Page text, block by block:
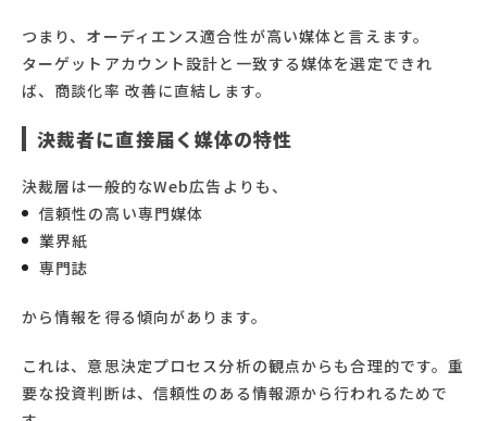
つまり、オーディエンス適合性が高い媒体と言えます。
ターゲットアカウント設計と一致する媒体を選定できれ
ば、商談化率 改善に直結します。
決裁者に直接届く媒体の特性
決裁層は一般的なWeb広告よりも、
信頼性の高い専門媒体
業界紙
専門誌
から情報を得る傾向があります。
これは、意思決定プロセス分析の観点からも合理的です。重
要な投資判断は、信頼性のある情報源から行われるためで